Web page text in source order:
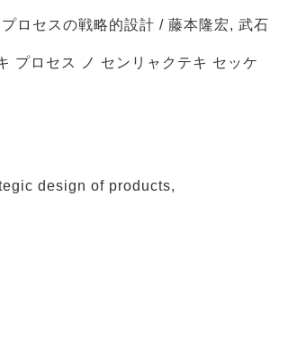
ロセスの戦略的設計 / 藤本隆宏, 武石
プロセス ノ センリャクテキ セッケ
design of products,